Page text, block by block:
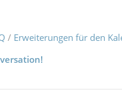
/ Erweiterungen für den